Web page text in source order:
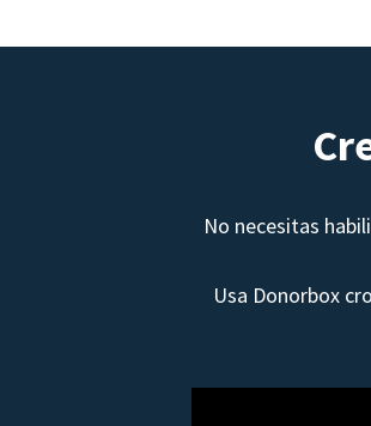
No necesitas
Usa Donorbox